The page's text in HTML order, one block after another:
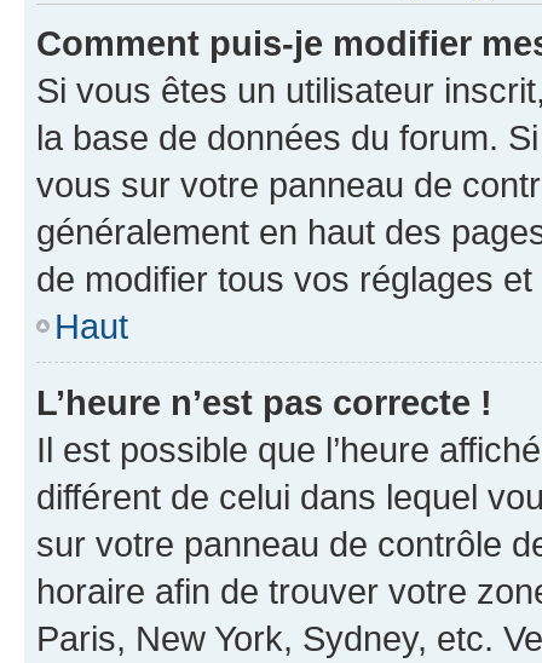
Comment puis-je modifier
Si vous êtes un utilisateur
la base de données du forum.
vous sur votre panneau de
généralement en haut des
de modifier tous vos réglages
Haut
L’heure n’est pas correcte !
Il est possible que l’heure
différent de celui dans lequel
sur votre panneau de contrôle
horaire afin de trouver votre
Paris, New York, Sydney, etc.